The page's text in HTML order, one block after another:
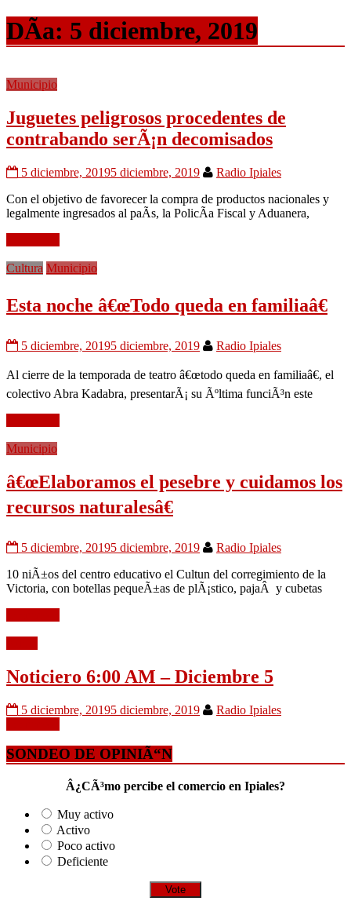
DÃ­a: 5 diciembre, 2019
Municipio
Juguetes peligrosos procedentes de
contrabando serÃ¡n decomisados
5 diciembre, 20195 diciembre, 2019
Radio Ipiales
Con el objetivo de favorecer la compra de productos nacionales y
legalmente ingresados al paÃ­s, la PolicÃ­a Fiscal y Aduanera,
Cultura Municipio
Esta noche â€œTodo queda en familiaâ€
5 diciembre, 20195 diciembre, 2019 Radio Ipiales
Al cierre de la temporada de teatro â€œtodo queda en familiaâ€, el
colectivo Abra Kadabra, presentarÃ¡ su Ãºltima funciÃ³n este
Municipio
â€œElaboramos el pesebre y cuidamos los
recursos naturalesâ€
5 diciembre, 20195 diciembre, 2019
Radio Ipiales
10 niÃ±os del centro educativo el Cultun del corregimiento de la
Victoria, con botellas pequeÃ±as de plÃ¡stico, pajaÂ y cubetas
Noticiero 6:00 AM – Diciembre 5
5 diciembre, 20195 diciembre, 2019
Radio Ipiales
SONDEO DE OPINIÃ“N
Â¿CÃ³mo percibe el comercio en Ipiales?
Muy activo
Activo
Poco activo
Deficiente